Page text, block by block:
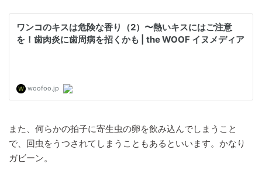
また、何らかの拍子に寄生虫の卵を飲み込んでしまうこと
で、回虫をうつされてしまうこともあるといいます。かなり
ガビーン。